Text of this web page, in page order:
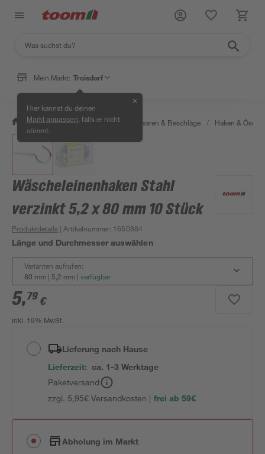
Mein Markt: Troisdorf
Hier kannst du deinen
Markt anpassen , falls er nicht
stimmt.
✕
/ Werkstatt & Maschinen / Eisenwaren & Beschläge / Haken & Ösen
Wäscheleinenhaken Stahl
verzinkt 5,2 x 80 mm 10 Stück
Produktdetails | Artikelnummer: 1650884
Länge und Durchmesser auswählen
Varianten aufrufen:
80 mm | 5,2 mm | verfügbar
5,79 €
inkl. 19% MwSt.
Lieferung nach Hause
Lieferzeit: ca. 1-3 Werktage
Paketversand
zzgl. 5,95€ Versandkosten | frei ab 59€
Abholung im Markt